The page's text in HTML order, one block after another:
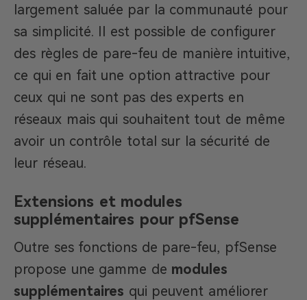
largement saluée par la communauté pour
sa simplicité. Il est possible de configurer
des règles de pare-feu de manière intuitive,
ce qui en fait une option attractive pour
ceux qui ne sont pas des experts en
réseaux mais qui souhaitent tout de même
avoir un contrôle total sur la sécurité de
leur réseau.
Extensions et modules
supplémentaires pour pfSense
Outre ses fonctions de pare-feu, pfSense
propose une gamme de modules
supplémentaires qui peuvent améliorer